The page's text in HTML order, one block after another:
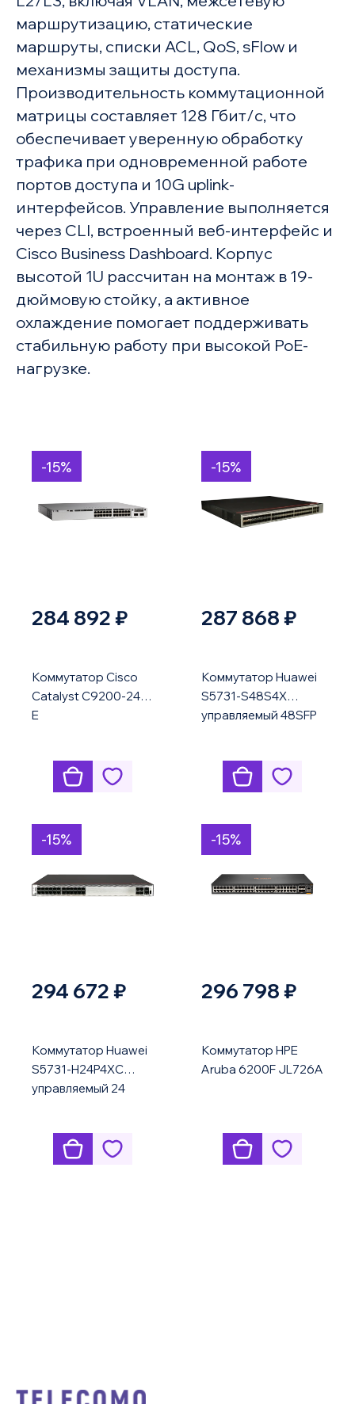
маршрутизацию, статические
маршруты, списки ACL, QoS, sFlow и
механизмы защиты доступа.
Производительность коммутационной
матрицы составляет 128 Гбит/с, что
обеспечивает уверенную обработку
трафика при одновременной работе
портов доступа и 10G uplink-
интерфейсов. Управление выполняется
через CLI, встроенный веб-интерфейс и
Cisco Business Dashboard. Корпус
высотой 1U рассчитан на монтаж в 19-
дюймовую стойку, а активное
охлаждение помогает поддерживать
стабильную работу при высокой PoE-
нагрузке.
-15%
284 892 ₽
Коммутатор Cisco
Catalyst C9200-24P-
E
-15%
287 868 ₽
Коммутатор Huawei
S5731-S48S4X
управляемый 48SFP
-15%
294 672 ₽
Коммутатор Huawei
S5731-H24P4XC
управляемый 24
-15%
296 798 ₽
Коммутатор HPE
Aruba 6200F JL726A